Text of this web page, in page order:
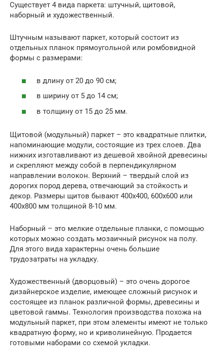
Существует 4 вида паркета: штучный, щитовой,
наборный и художественный.
Штучным называют паркет, который состоит из
отдельных планок прямоугольной или ромбовидной
формы с размерами:
в длину от 20 до 90 см;
в ширину от 5 до 14 см;
в толщину от 15 до 25 мм.
Щитовой (модульный) паркет – это квадратные плитки,
напоминающие модули, состоящие из трех слоев. Два
нижних изготавливают из дешевой хвойной древесины
и скрепляют между собой в перпендикулярном
направлении волокон. Верхний – твердый слой из
дорогих пород дерева, отвечающий за стойкость и
декор. Размеры щитов бывают 400х400, 600х600 или
400х800 мм толщиной 8-10 мм.
Наборный – это мелкие отдельные планки, с помощью
которых можно создать мозаичный рисунок на полу.
Для этого вида характерны очень большие
трудозатраты на укладку.
Художественный (дворцовый) – это очень дорогое
дизайнерское изделие, имеющее сложный рисунок и
состоящее из планок различной формы, древесины и
цветовой гаммы. Технология производства похожа на
модульный паркет, при этом элементы имеют не только
квадратную форму, но и криволинейную. Продается
готовыми наборами со схемой укладки.